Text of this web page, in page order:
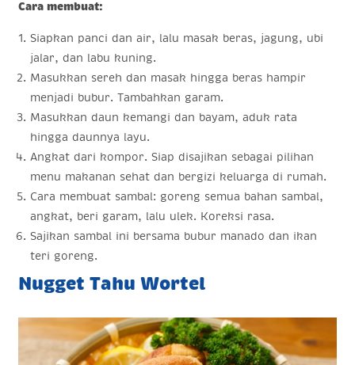
Cara membuat:
Siapkan panci dan air, lalu masak beras, jagung, ubi
jalar, dan labu kuning.
Masukkan sereh dan masak hingga beras hampir
menjadi bubur. Tambahkan garam.
Masukkan daun kemangi dan bayam, aduk rata
hingga daunnya layu.
Angkat dari kompor. Siap disajikan sebagai pilihan
menu makanan sehat dan bergizi keluarga di rumah.
Cara membuat sambal: goreng semua bahan sambal,
angkat, beri garam, lalu ulek. Koreksi rasa.
Sajikan sambal ini bersama bubur manado dan ikan
teri goreng.
Nugget Tahu Wortel